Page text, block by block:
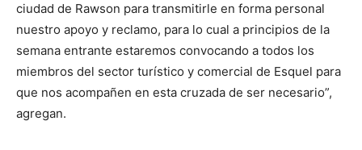
ciudad de Rawson para transmitirle en forma personal
nuestro apoyo y reclamo, para lo cual a principios de la
semana entrante estaremos convocando a todos los
miembros del sector turístico y comercial de Esquel para
que nos acompañen en esta cruzada de ser necesario”,
agregan.